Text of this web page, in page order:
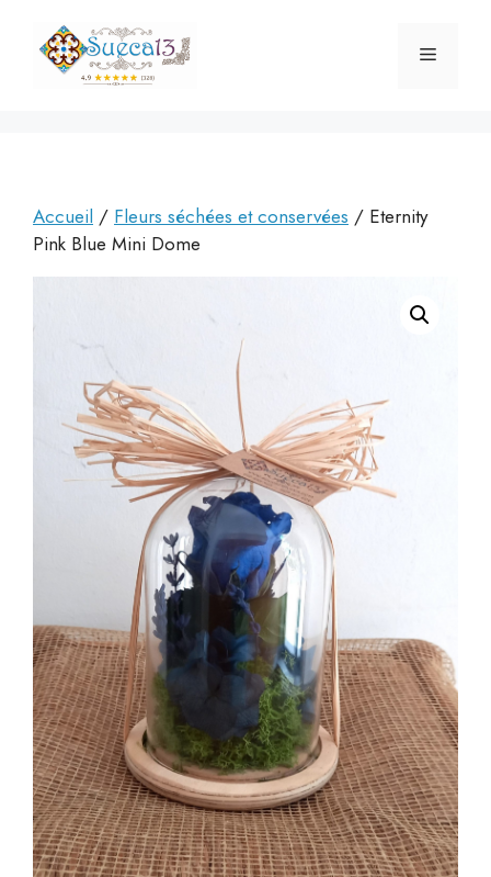
contenu
Menu
Accueil / Fleurs séchées et conservées / Eternity
Pink Blue Mini Dome